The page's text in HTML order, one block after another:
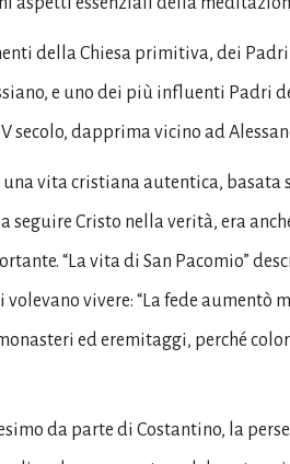
della Chiesa primitiva, dei
e uno dei più influenti Padri
secolo, dapprima vicino ad
vita cristiana autentica,
Cristo nella verità, era
“La vita di San Pacomio”
volevano vivere: “La fede aumentò
ed eremitaggi, perché
da parte di Costantino, la